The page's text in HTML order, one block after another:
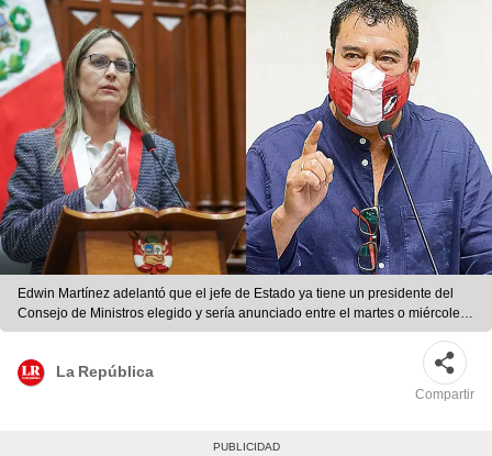
Edwin Martínez adelantó que el jefe de Estado ya tiene un presidente del
Consejo de Ministros elegido y sería anunciado entre el martes o miércoles.
Foto: composición LR
La República
Compartir